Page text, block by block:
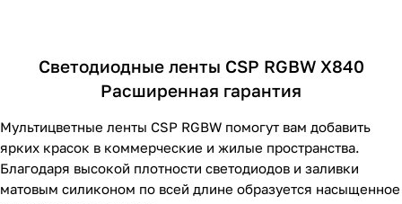
Светодиодные ленты CSP RGBW X840
Расширенная гарантия
Мультицветные ленты CSP RGBW помогут вам добавить
ярких красок в коммерческие и жилые пространства.
Благодаря высокой плотности светодиодов и заливки
матовым силиконом по всей длине образуется насыщенное